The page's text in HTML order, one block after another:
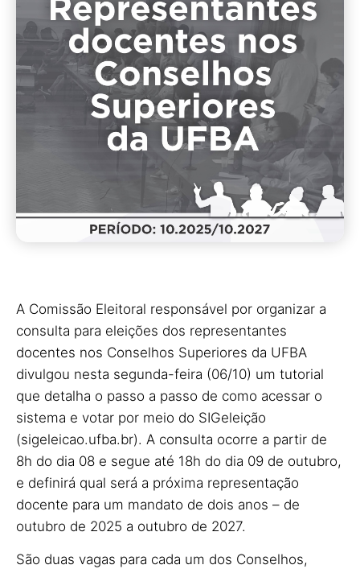
A Comissão Eleitoral responsável por organizar a
consulta para eleições dos representantes
docentes nos Conselhos Superiores da UFBA
divulgou nesta segunda-feira (06/10) um tutorial
que detalha o passo a passo de como acessar o
sistema e votar por meio do SIGeleição
(sigeleicao.ufba.br). A consulta ocorre a partir de
8h do dia 08 e segue até 18h do dia 09 de outubro,
e definirá qual será a próxima representação
docente para um mandato de dois anos – de
outubro de 2025 a outubro de 2027.
São duas vagas para cada um dos Conselhos,